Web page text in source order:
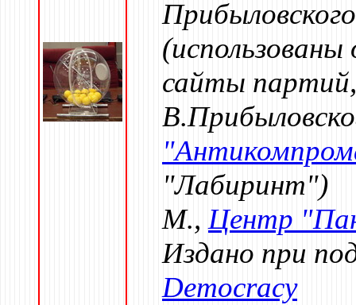
Прибыловского
сайты
"Лабиринт")
М., Центр
Издано при
Democracy